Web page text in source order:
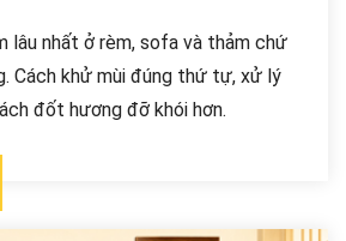
lâu nhất ở rèm, sofa và thảm chứ
Cách khử mùi đúng thứ tự, xử lý
đốt hương đỡ khói hơn.